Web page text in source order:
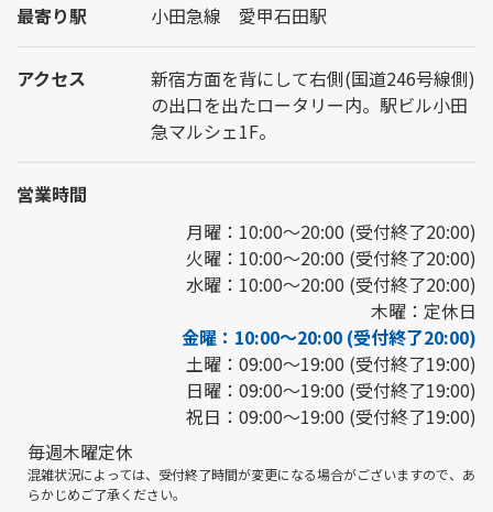
最寄り駅 小田急線 愛甲石田駅
アクセス
新宿方面を背にして右側(国道246号線側)
の出口を出たロータリー内。駅ビル小田
急マルシェ1F。
営業時間
月曜：10:00～20:00 (受付終了20:00)
火曜：10:00～20:00 (受付終了20:00)
水曜：10:00～20:00 (受付終了20:00)
木曜：定休日
金曜：10:00～20:00 (受付終了20:00)
土曜：09:00～19:00 (受付終了19:00)
日曜：09:00～19:00 (受付終了19:00)
祝日：09:00～19:00 (受付終了19:00)
毎週木曜定休
混雑状況によっては、受付終了時間が変更になる場合がございますので、あ
らかじめご了承ください。